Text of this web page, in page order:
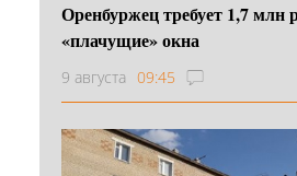
Оренбуржец требует 1,7 млн
«плачущие» окна
9 августа 09:45